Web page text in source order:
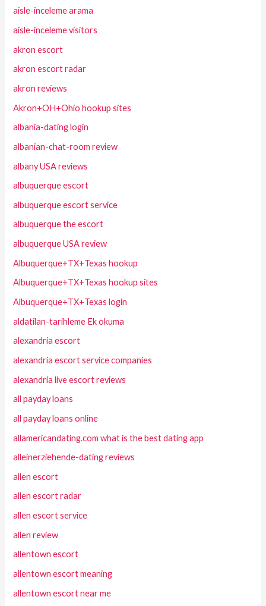
aisle-inceleme arama
aisle-inceleme visitors
akron escort
akron escort radar
akron reviews
Akron+OH+Ohio hookup sites
albania-dating login
albanian-chat-room review
albany USA reviews
albuquerque escort
albuquerque escort service
albuquerque the escort
albuquerque USA review
Albuquerque+TX+Texas hookup
Albuquerque+TX+Texas hookup sites
Albuquerque+TX+Texas login
aldatilan-tarihleme Ek okuma
alexandria escort
alexandria escort service companies
alexandria live escort reviews
all payday loans
all payday loans online
allamericandating.com what is the best dating app
alleinerziehende-dating reviews
allen escort
allen escort radar
allen escort service
allen review
allentown escort
allentown escort meaning
allentown escort near me